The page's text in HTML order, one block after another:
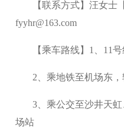
【联系方式】汪女
fyyhr@163.com
【乘车路线】1、11
2、乘地铁至机场东
3、乘公交至沙井天
场站